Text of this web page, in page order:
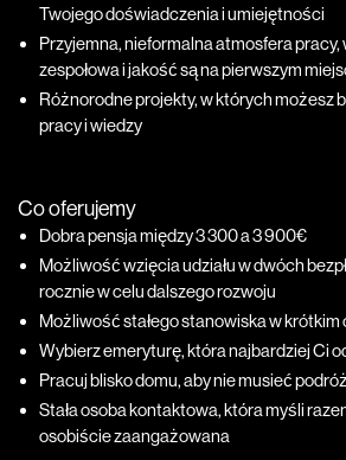
Twojego doświadczenia i umiejętności
Przyjemna, nieformalna atmosfera pracy,
zespołowa i jakość są na pierwszym
Różnorodne projekty, w których możesz
pracy i wiedzy
Co oferujemy
Dobra pensja między 3 300 a 3 900€
Możliwość wzięcia udziału w dwóch
rocznie w celu dalszego rozwoju
Możliwość stałego stanowiska w krótkim
Wybierz emeryturę, która najbardziej Ci
Pracuj blisko domu, aby nie musieć
Stała osoba kontaktowa, która myśli
osobiście zaangażowana